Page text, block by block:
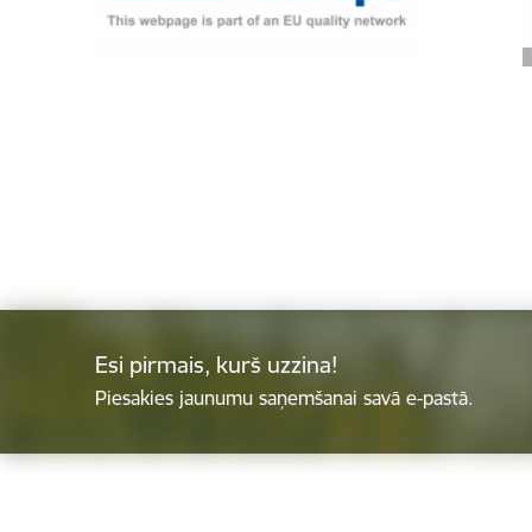
Esi pirmais, kurš uzzina!
Piesakies jaunumu saņemšanai savā e-pastā.